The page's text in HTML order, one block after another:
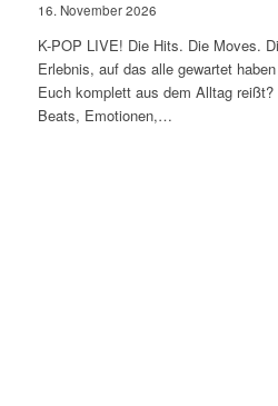
16. November 2026
K-POP LIVE! Die Hits. Die Moves.
Erlebnis, auf das alle gewartet
Euch komplett aus dem Alltag
Beats, Emotionen,…